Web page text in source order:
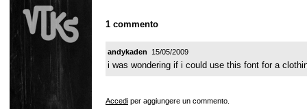
1 commento
andykaden 15/05/2009
i was wondering if i could use this font for a
Accedi per aggiungere un commento.